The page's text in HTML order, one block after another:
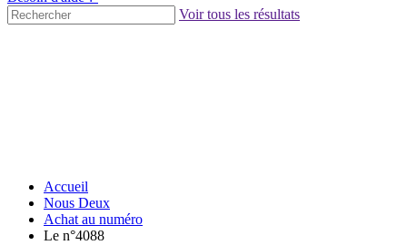
Voir tous les résultats
Accueil
Nous Deux
Achat au numéro
Le n°4088